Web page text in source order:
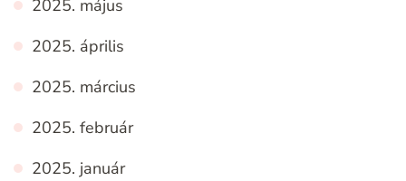
2025. május
2025. április
2025. március
2025. február
2025. január